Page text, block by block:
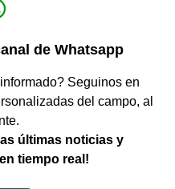
de Whatsapp
Seguinos en
del campo, al
últimas noticias y
tiempo real!